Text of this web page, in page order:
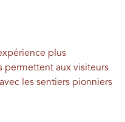
plus
permettent aux visiteurs
les sentiers pionniers